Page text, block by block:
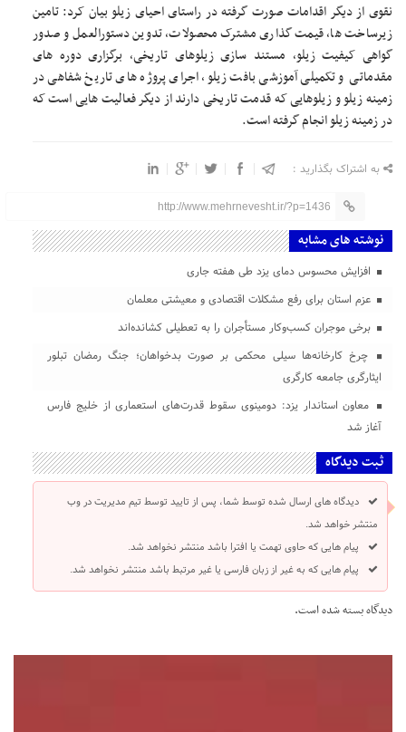
نقوی از دیگر اقدامات صورت گرفته در راستای احیای زیلو بیان کرد: تامین
زیرساخت ها، قیمت گذاری مشترک محصولات، تدوین دستورالعمل و صدور
گواهی کیفیت زیلو، مستند سازی زیلوهای تاریخی، برگزاری دوره های
مقدماتی و تکمیلی آموزشی بافت زیلو، اجرای پروژه های تاریخ شفاهی در
زمینه زیلو و زیلوهایی که قدمت تاریخی دارند از دیگر فعالیت هایی است که
در زمینه زیلو انجام گرفته است.
به اشتراک بگذارید :
http://www.mehrnevesht.ir/?p=1436
نوشته های مشابه
افزایش محسوس دمای یزد طی هفته جاری
عزم استان برای رفع مشکلات اقتصادی و معیشتی معلمان
برخی موجران کسب‌وکار مستأجران را به تعطیلی کشانده‌اند
چرخ کارخانه‌ها سیلی محکمی بر صورت بدخواهان؛ جنگ رمضان تبلور
ایثارگری جامعه کارگری
معاون استاندار یزد: دومینوی سقوط قدرت‌های استعماری از خلیج فارس
آغاز شد
ثبت دیدگاه
دیدگاه های ارسال شده توسط شما، پس از تایید توسط تیم مدیریت در وب
منتشر خواهد شد.
پیام هایی که حاوی تهمت یا افترا باشد منتشر نخواهد شد.
پیام هایی که به غیر از زبان فارسی یا غیر مرتبط باشد منتشر نخواهد شد.
دیدگاه بسته شده است.